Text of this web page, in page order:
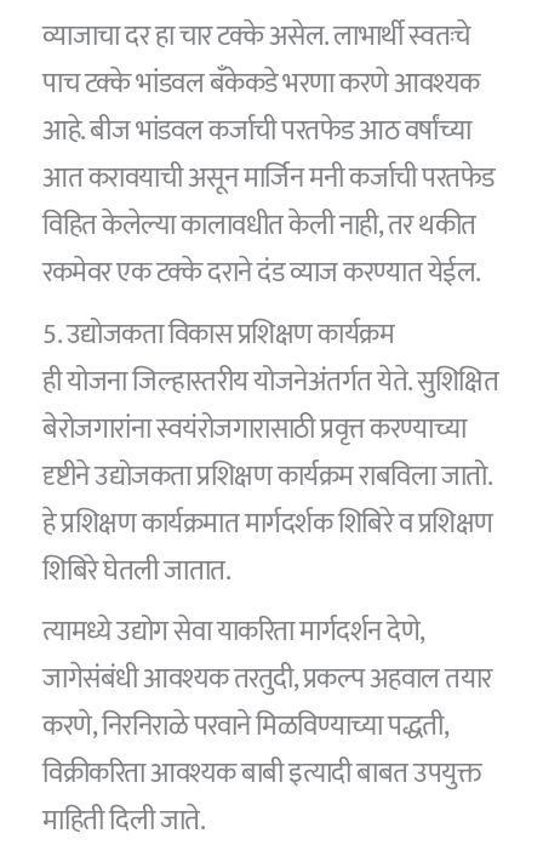
व्याजाचा दर हा चार टक्के असेल. लाभार्थी स्वतःचे
पाच टक्के भांडवल बँकेकडे भरणा करणे आवश्यक
आहे. बीज भांडवल कर्जाची परतफेड आठ वर्षांच्या
आत करावयाची असून मार्जिन मनी कर्जाची परतफेड
विहित केलेल्या कालावधीत केली नाही, तर थकीत
रकमेवर एक टक्के दराने दंड व्याज करण्यात येईल.
5. उद्योजकता विकास प्रशिक्षण कार्यक्रम
ही योजना जिल्हास्तरीय योजनेअंतर्गत येते. सुशिक्षित
बेरोजगारांना स्वयंरोजगारासाठी प्रवृत्त करण्याच्या
दृष्टीने उद्योजकता प्रशिक्षण कार्यक्रम राबविला जातो.
हे प्रशिक्षण कार्यक्रमात मार्गदर्शक शिबिरे व प्रशिक्षण
शिबिरे घेतली जातात.
त्यामध्ये उद्योग सेवा याकरिता मार्गदर्शन देणे,
जागेसंबंधी आवश्यक तरतुदी, प्रकल्प अहवाल तयार
करणे, निरनिराळे परवाने मिळविण्याच्या पद्धती,
विक्रीकरिता आवश्यक बाबी इत्यादी बाबत उपयुक्त
माहिती दिली जाते.